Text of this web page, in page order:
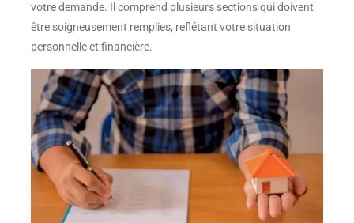
votre demande. Il comprend plusieurs sections qui doivent
être soigneusement remplies, reflétant votre situation
personnelle et financière.